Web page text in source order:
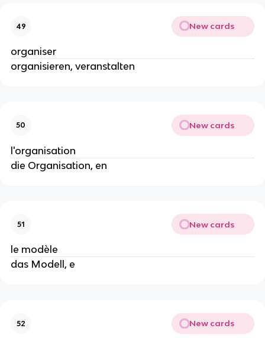
49 New cards
organiser
organisieren, veranstalten
50 New cards
l'organisation
die Organisation, en
51 New cards
le modèle
das Modell, e
52 New cards